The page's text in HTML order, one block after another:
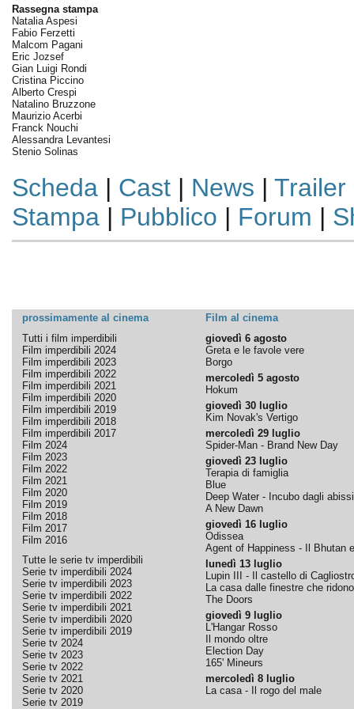
Rassegna stampa
Natalia Aspesi
Fabio Ferzetti
Malcom Pagani
Eric Jozsef
Gian Luigi Rondi
Cristina Piccino
Alberto Crespi
Natalino Bruzzone
Maurizio Acerbi
Franck Nouchi
Alessandra Levantesi
Stenio Solinas
Scheda| Cast| News | Trailer
Stampa| Pubblico | Forum |
prossimamente al cinema
Film al cinema
Tutti i film imperdibili
Film imperdibili 2024
Film imperdibili 2023
Film imperdibili 2022
Film imperdibili 2021
Film imperdibili 2020
Film imperdibili 2019
Film imperdibili 2018
Film imperdibili 2017
Film 2024
Film 2023
Film 2022
Film 2021
Film 2020
Film 2019
Film 2018
Film 2017
Film 2016
Tutte le serie tv imperdibili
Serie tv imperdibili 2024
Serie tv imperdibili 2023
Serie tv imperdibili 2022
Serie tv imperdibili 2021
Serie tv imperdibili 2020
Serie tv imperdibili 2019
Serie tv 2024
Serie tv 2023
Serie tv 2022
Serie tv 2021
Serie tv 2020
Serie tv 2019
giovedì 6 agosto
Greta e le favole vere
Borgo
mercoledì 5 agosto
Hokum
giovedì 30 luglio
Kim Novak's Vertigo
mercoledì 29 luglio
Spider-Man - Brand New Day
giovedì 23 luglio
Terapia di famiglia
Blue
Deep Water - Incubo dagli abissi
A New Dawn
giovedì 16 luglio
Odissea
Agent of Happiness - Il Bhutan
lunedì 13 luglio
Lupin III - Il castello di
La casa dalle finestre che ridono
The Doors
giovedì 9 luglio
L'Hangar Rosso
Il mondo oltre
Election Day
165' Mineurs
mercoledì 8 luglio
La casa - Il rogo del male